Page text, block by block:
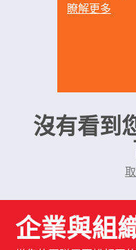
瞭解更多
沒有看到
企業與組